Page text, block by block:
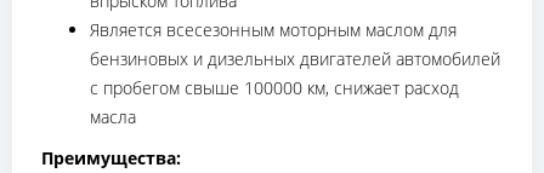
Является всесезонным моторным маслом для
бензиновых и дизельных двигателей автомобилей
с пробегом свыше 100000 км, снижает расход
масла
Преимущества: